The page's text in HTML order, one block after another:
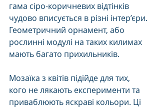
гама сіро-коричневих відтінків
чудово вписується в різні інтер’єри.
Геометричний орнамент, або
рослинні модулі на таких килимах
мають багато прихильників.
Мозаїка з квітів підійде для тих,
кого не лякають експерименти та
приваблюють яскраві кольори. Ці